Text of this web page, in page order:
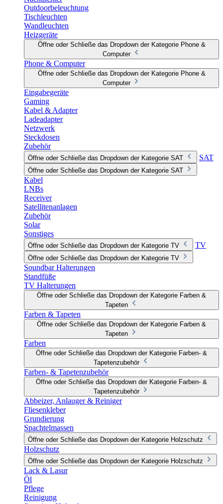
Outdoorbeleuchtung
Tischleuchten
Wandleuchten
Heizgeräte
Öffne oder Schließe das Dropdown der Kategorie Phone &
Computer
Phone & Computer
Öffne oder Schließe das Dropdown der Kategorie Phone &
Computer
Eingabegeräte
Gaming
Kabel & Adapter
Ladeadapter
Netzwerk
Steckdosen
Zubehör
Öffne oder Schließe das Dropdown der Kategorie SAT SAT
Öffne oder Schließe das Dropdown der Kategorie SAT
Kabel
LNBs
Receiver
Satellitenanlagen
Zubehör
Solar
Sonstiges
Öffne oder Schließe das Dropdown der Kategorie TV TV
Öffne oder Schließe das Dropdown der Kategorie TV
Soundbar Halterungen
Standfüße
TV Halterungen
Öffne oder Schließe das Dropdown der Kategorie Farben &
Tapeten
Farben & Tapeten
Öffne oder Schließe das Dropdown der Kategorie Farben &
Tapeten
Farben
Öffne oder Schließe das Dropdown der Kategorie Farben- &
Tapetenzubehör
Farben- & Tapetenzubehör
Öffne oder Schließe das Dropdown der Kategorie Farben- &
Tapetenzubehör
Abbeizer, Anlauger & Reiniger
Fliesenkleber
Grundierung
Spachtelmassen
Öffne oder Schließe das Dropdown der Kategorie Holzschutz
Holzschutz
Öffne oder Schließe das Dropdown der Kategorie Holzschutz
Lack & Lasur
Öl
Pflege
Reinigung